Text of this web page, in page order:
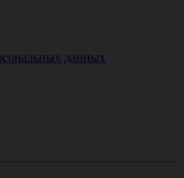
данных